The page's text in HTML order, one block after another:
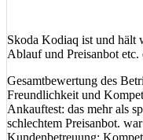
Skoda Kodiaq ist und hält
Ablauf und Preisanbot etc.
Gesamtbewertung des
Freundlichkeit und
Ankauftest: das mehr als
schlechtem Preisanbot.